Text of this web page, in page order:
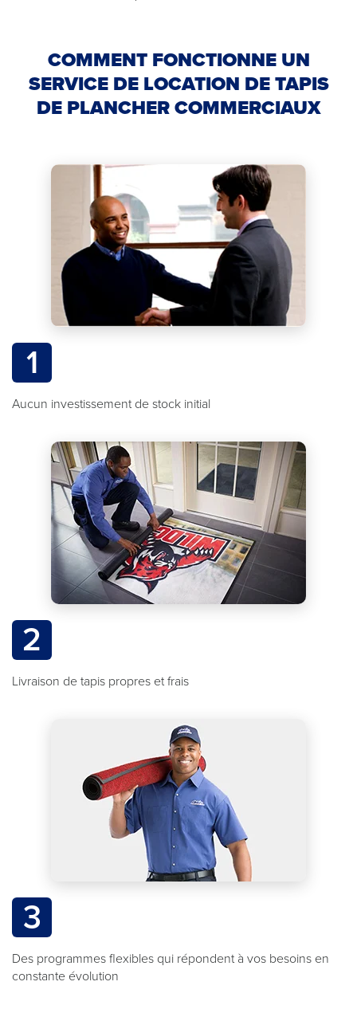
COMMENT FONCTIONNE UN
SERVICE DE LOCATION DE TAPIS
DE PLANCHER COMMERCIAUX
1
Aucun investissement de stock initial
2
Livraison de tapis propres et frais
3
Des programmes flexibles qui répondent à vos besoins en
constante évolution